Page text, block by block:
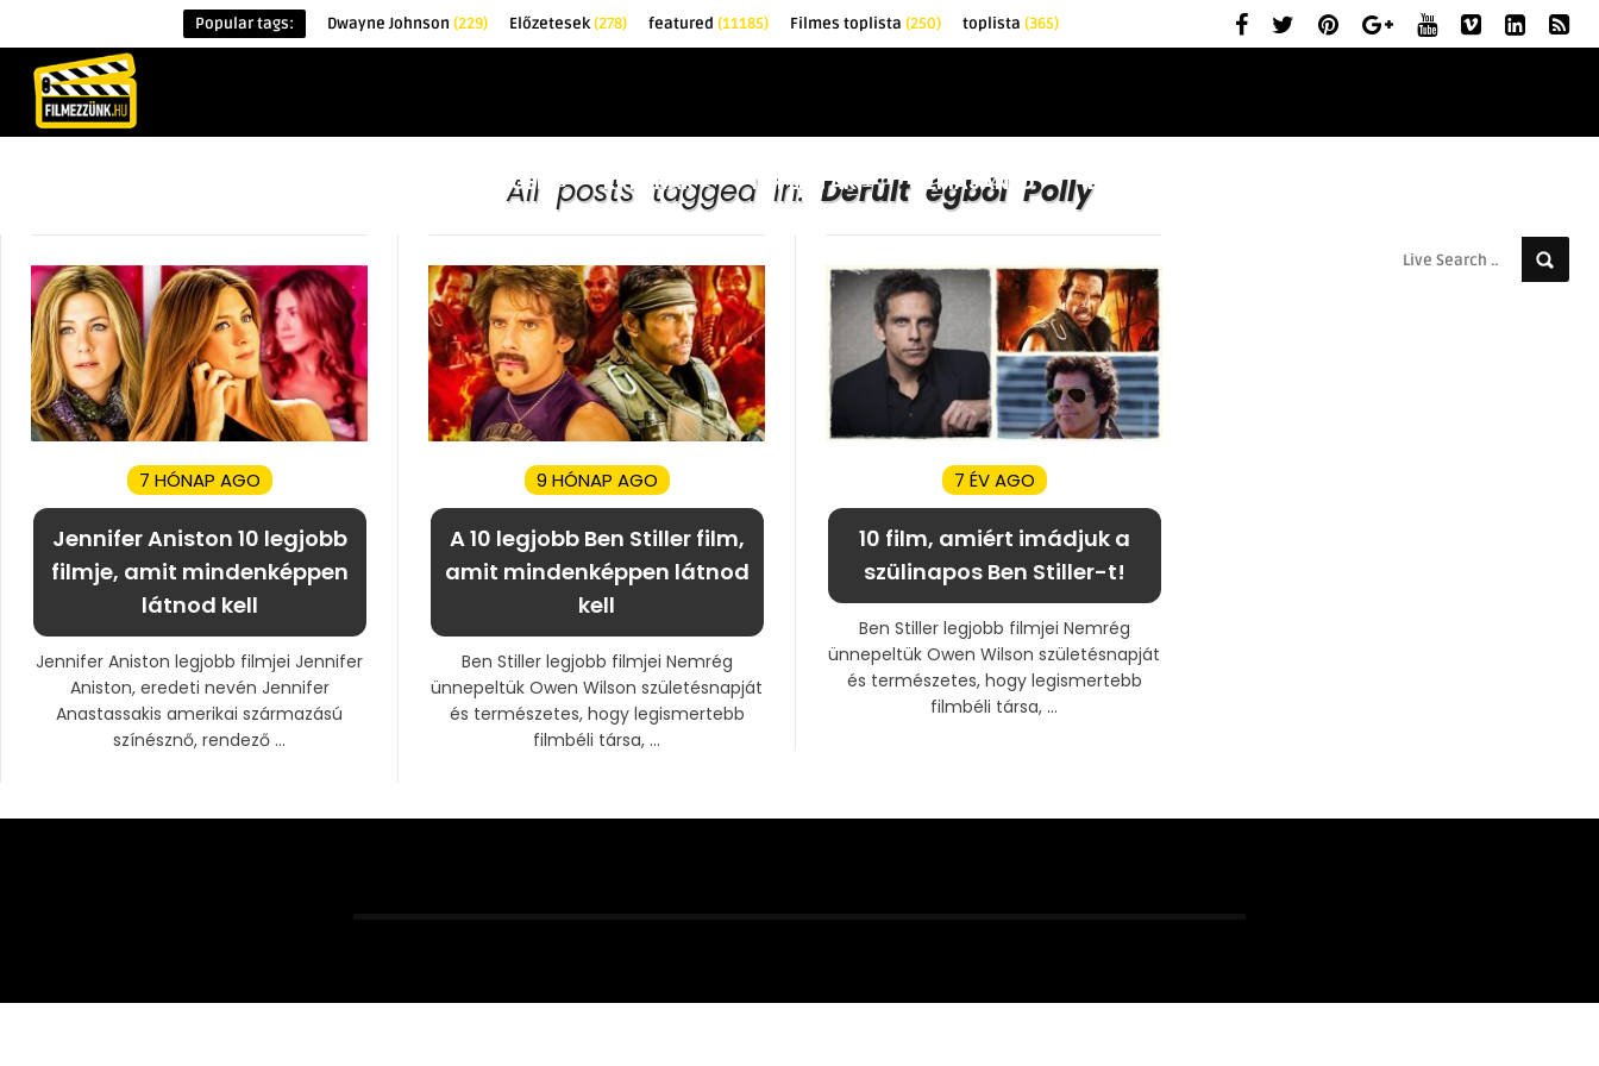
Popular tags: Dwayne Johnson (229) Előzetesek(278) featured (11185) Filmes toplista (250) toplista (365)
ÉRDEKESSÉGEK KRITIKÁK TOPLISTÁK FILMAJÁNLÓ ELŐZETESEK
All posts tagged in: Derült égből Polly
7 HÓNAP AGO
Jennifer Aniston 10 legjobb
filmje, amit mindenképpen
látnod kell
Jennifer Aniston legjobb filmjei Jennifer
Aniston, eredeti nevén Jennifer
Anastassakis amerikai származású
színésznő, rendező ...
9 HÓNAP AGO
A 10 legjobb Ben Stiller film,
amit mindenképpen látnod
kell
Ben Stiller legjobb filmjei Nemrég
ünnepeltük Owen Wilson születésnapját
és természetes, hogy legismertebb
filmbéli társa, ...
7 ÉV AGO
10 film, amiért imádjuk a
szülinapos Ben Stiller-t!
Ben Stiller legjobb filmjei Nemrég
ünnepeltük Owen Wilson születésnapját
és természetes, hogy legismertebb
filmbéli társa, ...